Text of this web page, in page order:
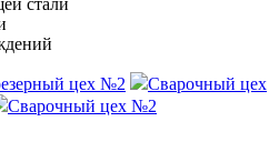
цех №2
Сварочный цех
Сварочный цех №2